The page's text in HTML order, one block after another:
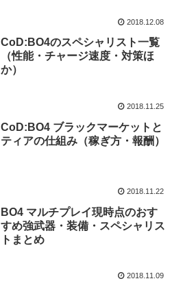
2018.12.08
CoD:BO4のスペシャリスト一覧
（性能・チャージ速度・対策ほ
か）
2018.11.25
CoD:BO4 ブラックマーケットと
ティアの仕組み（稼ぎ方・報酬）
2018.11.22
BO4 マルチプレイ現時点のおす
すめ強武器・装備・スペシャリス
トまとめ
2018.11.09